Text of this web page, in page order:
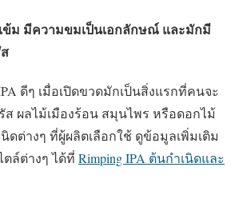
ม มีความขมเป็นเอกลักษณ์ และมักมี
ดีๆ เมื่อเปิดขวดมักเป็นสิ่งแรกที่คนจะ
ส ผลไม้เมืองร้อน สมุนไพร หรือดอกไม้
ต่างๆ ที่ผู้ผลิตเลือกใช้ ดูข้อมูลเพิ่มเติม
ตล์ต่างๆ ได้ที่ Rimping IPA ต้นกำเนิดและ